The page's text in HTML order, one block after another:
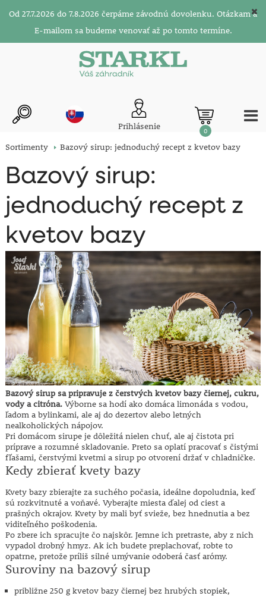
Od 27.7.2026 do 7.8.2026 čerpáme závodnú dovolenku. Otázkam a
E-mailom sa budeme venovať až po tomto termíne.
Prihlásenie 0
Sortimenty Bazový sirup: jednoduchý recept z kvetov bazy
Bazový sirup:
jednoduchý recept z
kvetov bazy
Bazový sirup sa pripravuje z čerstvých kvetov bazy čiernej, cukru,
vody a citróna.Výborne sa hodí ako domáca limonáda s vodou,
ľadom a bylinkami, ale aj do dezertov alebo letných
nealkoholických nápojov.
Pri domácom sirupe je dôležitá nielen chuť, ale aj čistota pri
príprave a rozumné skladovanie. Preto sa oplatí pracovať s čistými
fľašami, čerstvými kvetmi a sirup po otvorení držať v chladničke.
Kedy zbierať kvety bazy
Kvety bazy zbierajte za suchého počasia, ideálne dopoludnia, keď
sú rozkvitnuté a voňavé. Vyberajte miesta ďalej od ciest a
prašných okrajov. Kvety by mali byť svieže, bez hnednutia a bez
viditeľného poškodenia.
Po zbere ich spracujte čo najskôr. Jemne ich pretraste, aby z nich
vypadol drobný hmyz. Ak ich budete preplachovať, robte to
opatrne, pretože príliš silné umývanie odoberá časť arómy.
Suroviny na bazový sirup
približne 250 g kvetov bazy čiernej bez hrubých stopiek,